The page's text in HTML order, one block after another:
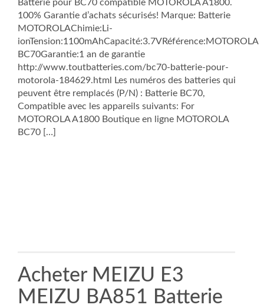
Batterie pour BC70 compatible MOTOROLA A1800.
100% Garantie d’achats sécurisés! Marque: Batterie
MOTOROLAChimie:Li-
ionTension:1100mAhCapacité:3.7VRéférence:MOTOROLA
BC70Garantie:1 an de garantie
http://www.toutbatteries.com/bc70-batterie-pour-
motorola-184629.html Les numéros des batteries qui
peuvent être remplacés (P/N) : Batterie BC70,
Compatible avec les appareils suivants: For
MOTOROLA A1800 Boutique en ligne MOTOROLA
BC70 […]
Acheter MEIZU E3
MEIZU BA851 Batterie